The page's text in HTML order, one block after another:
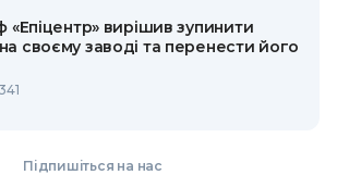
«Епіцентр» вирішив зупинити
своєму заводі та перенести його
341
Підпишіться на нас